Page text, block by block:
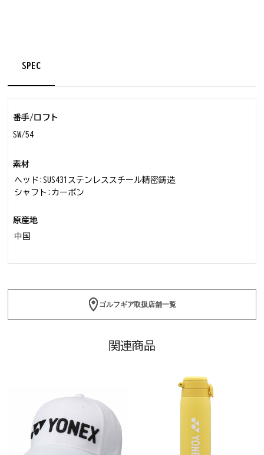
SPEC
番手/ロフト
SW/54
素材
ヘッド:SUS431ステンレススチール精密鋳造
シャフト:カーボン
原産地
中国
ゴルフギア取扱店舗一覧
関連商品